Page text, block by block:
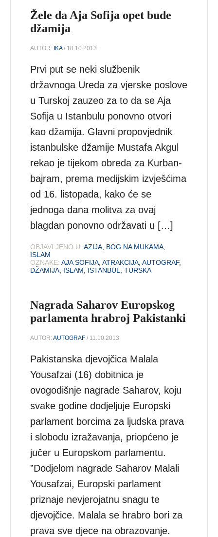
Žele da Aja Sofija opet bude
džamija
AUTOR: IKA/ 18.10.2013.
Prvi put se neki službenik
državnoga Ureda za vjerske poslove
u Turskoj zauzeo za to da se Aja
Sofija u Istanbulu ponovno otvori
kao džamija. Glavni propovjednik
istanbulske džamije Mustafa Akgul
rekao je tijekom obreda za Kurban-
bajram, prema medijskim izvješćima
od 16. listopada, kako će se
jednoga dana molitva za ovaj
blagdan ponovno održavati u […]
OBJAVLJENO U: AZIJA, BOG NA MUKAMA,
ISLAM
OZNAKE: AJA SOFIJA,ATRAKCIJA,AUTOGRAF,
DŽAMIJA, ISLAM, ISTANBUL,TURSKA
Nagrada Saharov Europskog
parlamenta hrabroj Pakistanki
AUTOR:AUTOGRAF / 11.10.2013.
Pakistanska djevojčica Malala
Yousafzai (16) dobitnica je
ovogodišnje nagrade Saharov, koju
svake godine dodjeljuje Europski
parlament borcima za ljudska prava
i slobodu izražavanja, priopćeno je
jučer u Europskom parlamentu.
”Dodjelom nagrade Saharov Malali
Yousafzai, Europski parlament
priznaje nevjerojatnu snagu te
djevojčice. Malala se hrabro bori za
prava sve djece na obrazovanje.